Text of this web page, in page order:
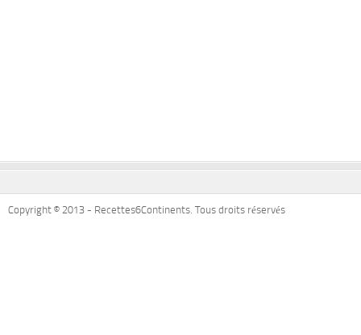
Copyright © 2013 - Recettes6Continents. Tous droits réservés